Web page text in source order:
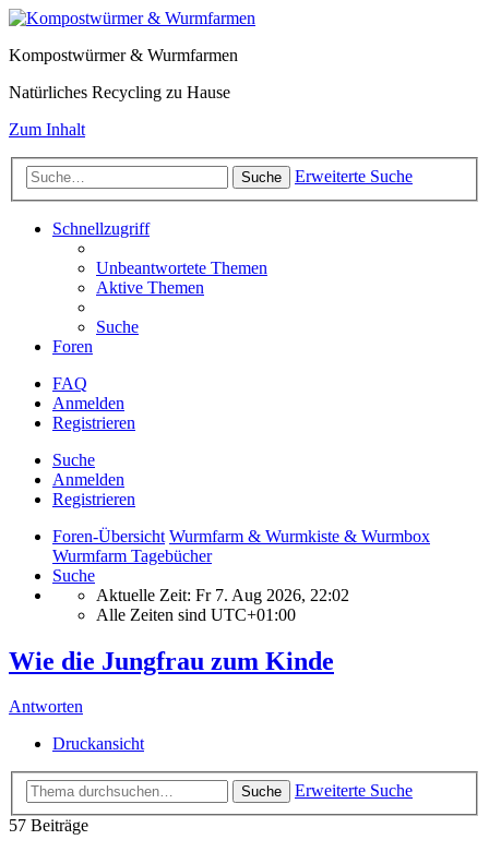
Kompostwürmer & Wurmfarmen
Natürliches Recycling zu Hause
Zum Inhalt
Suche Erweiterte Suche
Schnellzugriff
Unbeantwortete Themen
Aktive Themen
Suche
Foren
FAQ
Anmelden
Registrieren
Suche
Anmelden
Registrieren
Foren-Übersicht Wurmfarm & Wurmkiste & Wurmbox
Wurmfarm Tagebücher
Suche
Aktuelle Zeit: Fr 7. Aug 2026, 22:02
Alle Zeiten sind UTC+01:00
Wie die Jungfrau zum Kinde
Antworten
Druckansicht
Suche
Erweiterte Suche
57 Beiträge